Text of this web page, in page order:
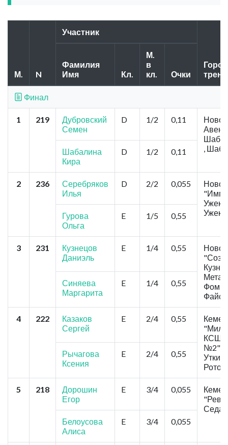
М. N
Участник
Фамилия
Имя
Кл.
М.
в
кл.
Очки
Финал
1 219
Дубровский
Семен
D 1/2 0,11
,
Шабалина
Кира
D 1/2 0,11
2 236
Серебряков
Илья
D 2/2 0,055
Гурова
Ольга
E 1/5 0,55
3 231
Кузнецов
Даниэль
E 1/4 0,55
Синяева
Маргарита
E 1/4 0,55
4 222
Казаков
Сергей
E 2/4 0,55
№2"
Рычагова
Ксения
E 2/4 0,55
5 218
Дорошин
Егор
E 3/4 0,055
Белоусова
Алиса
E 3/4 0,055